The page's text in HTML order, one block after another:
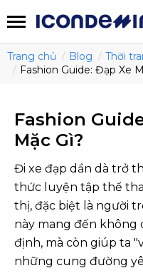
Trang chủ Blog
Thời
Fashion Guide: Đạp Xe
Fashion
Mặc Gì?
Đi xe đạp dần dà trở
thức luyện tập thể
thị, đặc biệt là người
này mang đến không
định, mà còn giúp ta
những cung đường